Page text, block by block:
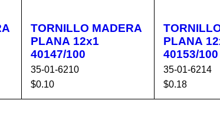
TORNILLO MADERA
PLANA 12x1
40147/100
35-01-6210
$0.10
AÑADIR AL CA
VISTA
PLANA
40153/100
35-01-6214
$0.18
AÑADIR AL